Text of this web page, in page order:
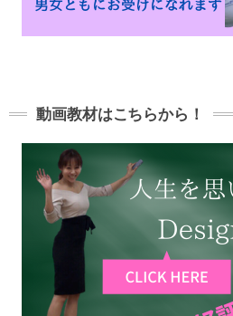
動画教材はこちらから！